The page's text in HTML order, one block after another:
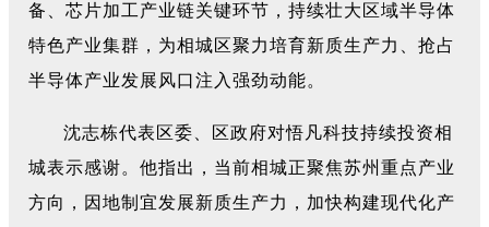
备、芯片加工产业链关键环节，持续壮大区域半导体
特色产业集群，为相城区聚力培育新质生产力、抢占
半导体产业发展风口注入 强劲动能。
沈志栋代表区委、区政府对悟凡科技持续投资相
城表示感谢。他指出，当前相城正聚焦苏州重点产业
方向，因地制宜发展新质生产力，加快构建现代化产